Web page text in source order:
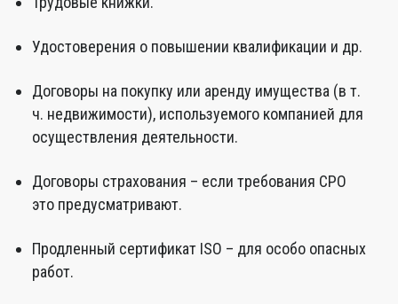
Удостоверения о повышении квалификации и др.
Договоры на покупку или аренду имущества (в т.
ч. недвижимости), используемого компанией для
осуществления деятельности.
Договоры страхования – если требования СРО
это предусматривают.
Продленный сертификат ISO – для особо опасных
работ.